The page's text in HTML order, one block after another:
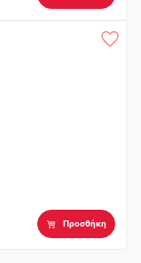
Προσθήκη